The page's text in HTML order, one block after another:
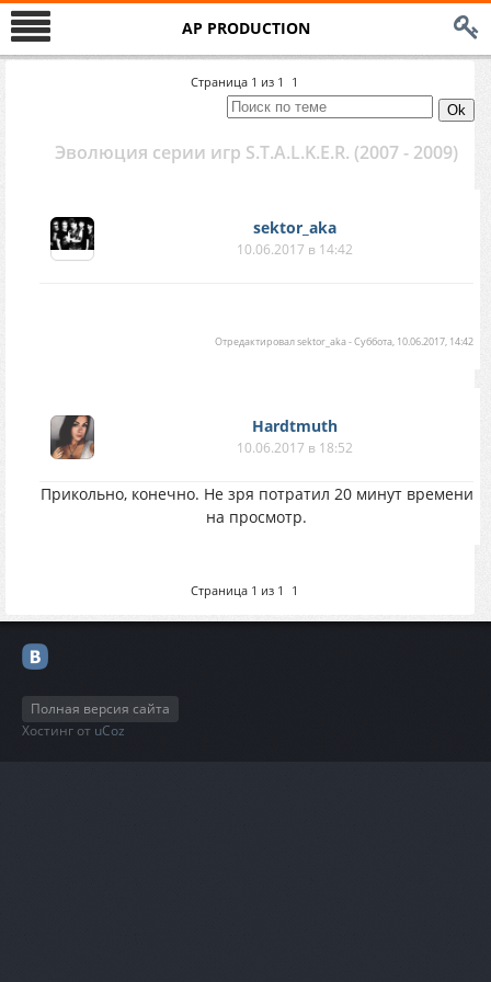
AP PRODUCTION
Страница 1 из 1 1
Эволюция серии игр S.T.A.L.K.E.R. (2007 - 2009)
sektor_aka
10.06.2017 в 14:42
Отредактировалsektor_aka-Суббота, 10.06.2017, 14:42
Hardtmuth
10.06.2017 в 18:52
Прикольно, конечно. Не зря потратил 20 минут времени
на просмотр.
Страница 1 из 1 1
Полная версия сайта
Хостинг от uCoz